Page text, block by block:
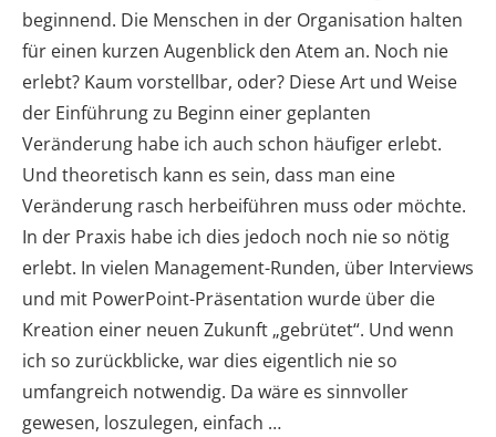
beginnend. Die Menschen in der Organisation halten
für einen kurzen Augenblick den Atem an. Noch nie
erlebt? Kaum vorstellbar, oder? Diese Art und Weise
der Einführung zu Beginn einer geplanten
Veränderung habe ich auch schon häufiger erlebt.
Und theoretisch kann es sein, dass man eine
Veränderung rasch herbeiführen muss oder möchte.
In der Praxis habe ich dies jedoch noch nie so nötig
erlebt. In vielen Management-Runden, über Interviews
und mit PowerPoint-Präsentation wurde über die
Kreation einer neuen Zukunft „gebrütet“. Und wenn
ich so zurückblicke, war dies eigentlich nie so
umfangreich notwendig. Da wäre es sinnvoller
gewesen, loszulegen, einfach …